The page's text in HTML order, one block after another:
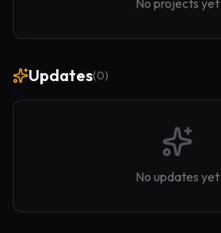
No projects yet
Updates(0)
No updates yet